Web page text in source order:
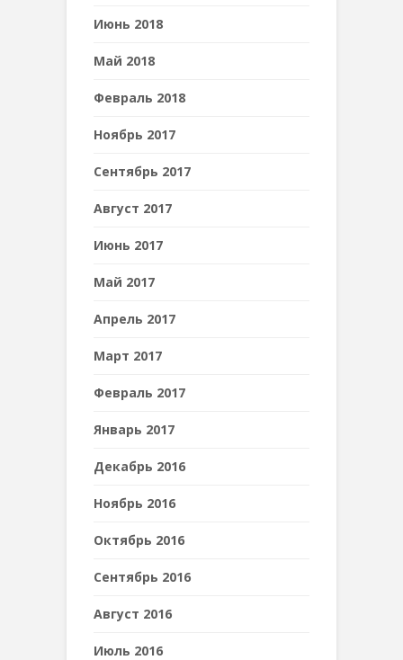
Июнь 2018
Май 2018
Февраль 2018
Ноябрь 2017
Сентябрь 2017
Август 2017
Июнь 2017
Май 2017
Апрель 2017
Март 2017
Февраль 2017
Январь 2017
Декабрь 2016
Ноябрь 2016
Октябрь 2016
Сентябрь 2016
Август 2016
Июль 2016